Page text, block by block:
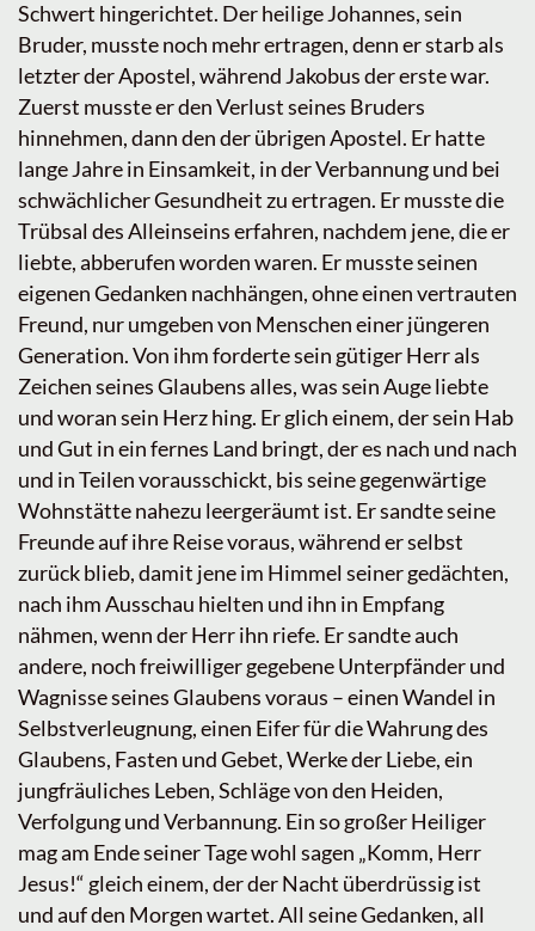
Schwert hingerichtet. Der heilige Johannes, sein
Bruder, musste noch mehr ertragen, denn er starb als
letzter der Apostel, während Jakobus der erste war.
Zuerst musste er den Verlust seines Bruders
hinnehmen, dann den der übrigen Apostel. Er hatte
lange Jahre in Einsamkeit, in der Verbannung und bei
schwächlicher Gesundheit zu ertragen. Er musste die
Trübsal des Alleinseins erfahren, nachdem jene, die er
liebte, abberufen worden waren. Er musste seinen
eigenen Gedanken nachhängen, ohne einen vertrauten
Freund, nur umgeben von Menschen einer jüngeren
Generation. Von ihm forderte sein gütiger Herr als
Zeichen seines Glaubens alles, was sein Auge liebte
und woran sein Herz hing. Er glich einem, der sein Hab
und Gut in ein fernes Land bringt, der es nach und nach
und in Teilen vorausschickt, bis seine gegenwärtige
Wohnstätte nahezu leergeräumt ist. Er sandte seine
Freunde auf ihre Reise voraus, während er selbst
zurück blieb, damit jene im Himmel seiner gedächten,
nach ihm Ausschau hielten und ihn in Empfang
nähmen, wenn der Herr ihn riefe. Er sandte auch
andere, noch freiwilliger gegebene Unterpfänder und
Wagnisse seines Glaubens voraus – einen Wandel in
Selbstverleugnung, einen Eifer für die Wahrung des
Glaubens, Fasten und Gebet, Werke der Liebe, ein
jungfräuliches Leben, Schläge von den Heiden,
Verfolgung und Verbannung. Ein so großer Heiliger
mag am Ende seiner Tage wohl sagen „Komm, Herr
Jesus!“ gleich einem, der der Nacht überdrüssig ist
und auf den Morgen wartet. All seine Gedanken, all